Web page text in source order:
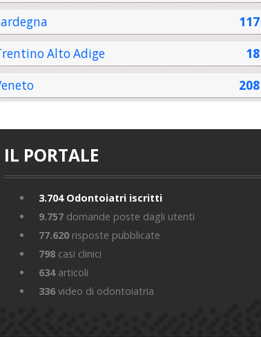
117
Alto Adige 18
208
IL PORTALE
3.704Odontoiatri iscritti
9.757 domande poste dagli utenti
77.620 risposte pubblicate
798 casi clinici
634articoli
336 video di odontoiatria